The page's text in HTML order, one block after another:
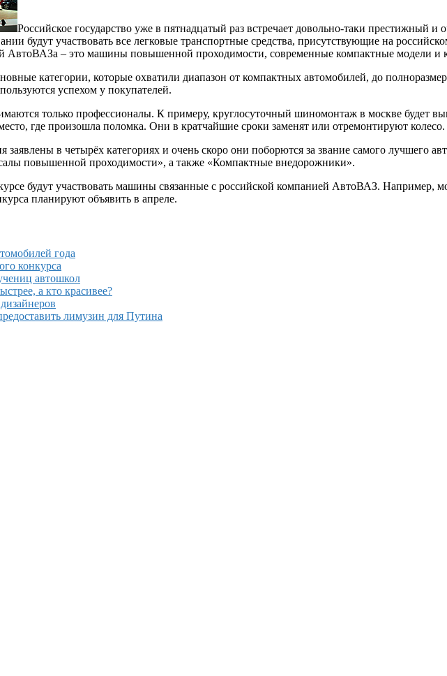
Российское государство уже в пятнадцатый раз встречает довольно-таки престижный
будут участвовать все легковые транспортные средства, присутствующие на
АвтоВАЗа – это машины повышенной проходимости, современные компактные модели и
категории, которые охватили диапазон от компактных автомобилей, до
успехом у покупателей.
только профессионалы. К примеру, круглосуточный шиномонтаж в москве будет
где произошла поломка. Они в кратчайшие сроки заменят или отремонтируют колесо.
в четырёх категориях и очень скоро они поборются за звание самого лучшего
повышенной проходимости», а также «Компактные внедорожники».
будут участвовать машины связанные с российской компанией АвтоВАЗ. Например,
планируют объявить в апреле.
года
конкурса
автошкол
а кто красивее?
лимузин для Путина